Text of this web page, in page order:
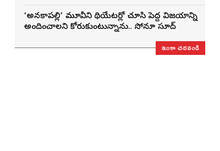
‘అనకాపల్లి’ మూవీని థియేటర్లో చూసి పెద్ద విజయాన్ని
అందించాలని కోరుకుంటున్నాను.. సోనూ సూద్
ఇంకా చదవండి